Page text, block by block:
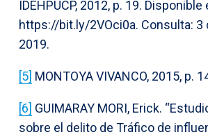
IDEHPUCP, 2012, p. 19. Disponible
https://bit.ly/2VOci0a. Consulta: 3
2019.
[5] MONTOYA VIVANCO, 2015, p.
[6] GUIMARAY MORI, Erick.
sobre el delito de Tráfico de